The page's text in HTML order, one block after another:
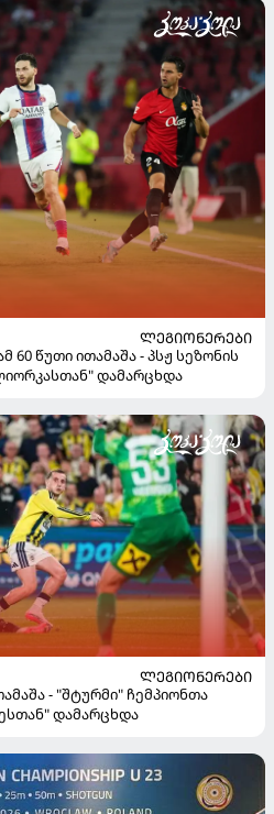
ᲚᲔᲒᲘᲝᲜᲔᲠᲔᲑᲘ
60 წუთი ითამაშა - პსჟ სეზონის
დამარცხდა
ᲚᲔᲒᲘᲝᲜᲔᲠᲔᲑᲘ
- "შტურმი" ჩემპიონთა
დამარცხდა